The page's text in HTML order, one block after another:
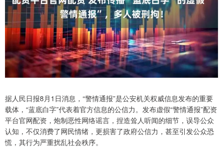
据人民日报8月1日消息，“警情通报”是公安机关权威信息发布的重要
载体，“蓝底白字”代表着官方信息的公信力。发布虚假“警情通报”配资
平台官网配资，炮制恶性网络谣言，捏造耸人听闻的细节，误导公众
认知，不仅消费了网民情绪，更损害了政府公信力，甚至引发公众恐
慌，其行为严重扰乱社会秩序。